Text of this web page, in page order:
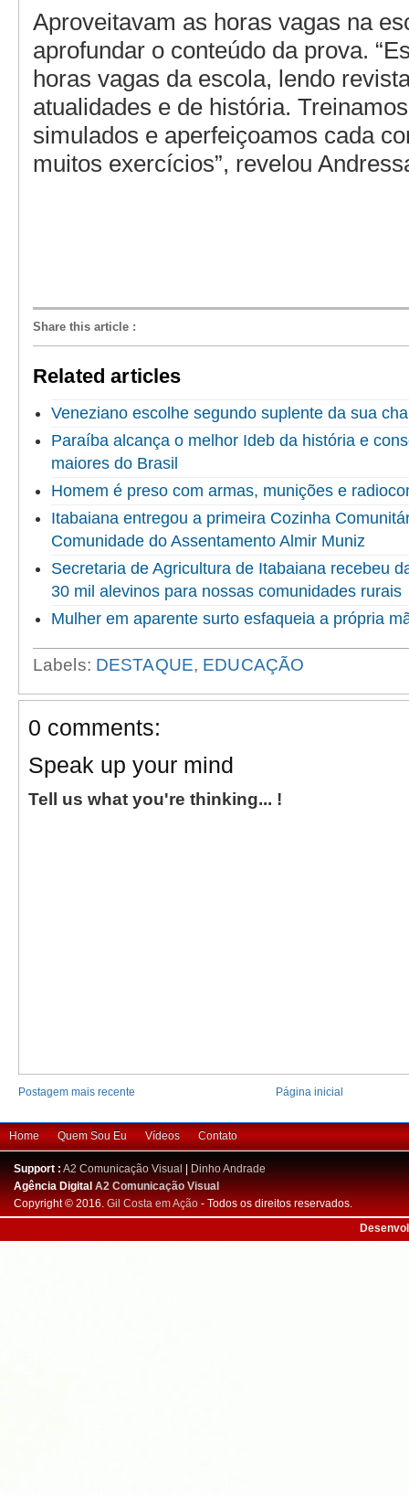
Aproveitavam as horas vagas na
aprofundar o conteúdo da prova.
horas vagas da escola, lendo
atualidades e de história.
simulados e aperfeiçoamos cada
muitos exercícios”, revelou
Share this article :
Related articles
Veneziano escolhe segundo suplente da sua
Paraíba alcança o melhor Ideb da história e
maiores do Brasil
Homem é preso com armas, munições e
Itabaiana entregou a primeira Cozinha
Comunidade do Assentamento Almir Muniz
Secretaria de Agricultura de Itabaiana recebeu
30 mil alevinos para nossas comunidades rurais
Mulher em aparente surto esfaqueia a própria
Labels: DESTAQUE, EDUCAÇÃO
0 comments:
Speak up your mind
Tell us what you're thinking... !
Postagem mais recente Página inicial
Home Quem Sou Eu Vídeos Contato
Support : A2 Comunicação Visual | Dinho Andrade
Agência DigitalA2 Comunicação Visual
Copyright © 2016. Gil Costa em Ação - Todos os direitos reservados.